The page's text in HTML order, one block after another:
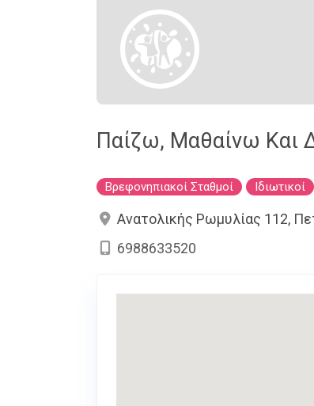
Παίζω, Μαθαίνω Και
Βρεφονηπιακοί Σταθμοί Ιδιωτικοί
Ανατολικής Ρωμυλίας 112,
6988633520